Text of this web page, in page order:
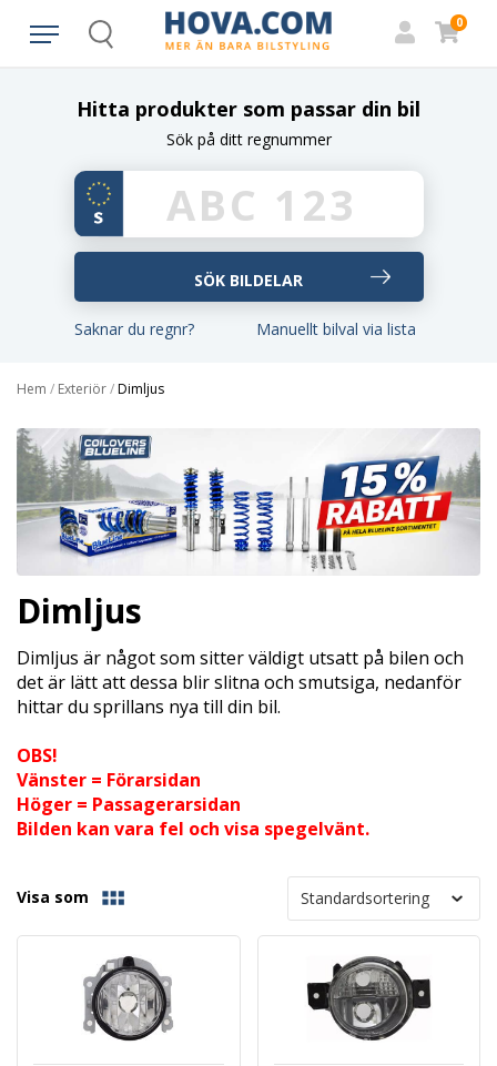
Search
0
Hitta produkter som passar din bil
Sök på ditt regnummer
Saknar du regnr? Manuellt bilval via lista
Hem / Exteriör/Dimljus
Dimljus
Dimljus är något som sitter väldigt utsatt på bilen och
det är lätt att dessa blir slitna och smutsiga, nedanför
hittar du sprillans nya till din bil.
OBS!
Vänster = Förarsidan
Höger = Passagerarsidan
Bilden kan vara fel och visa spegelvänt.
Visa som